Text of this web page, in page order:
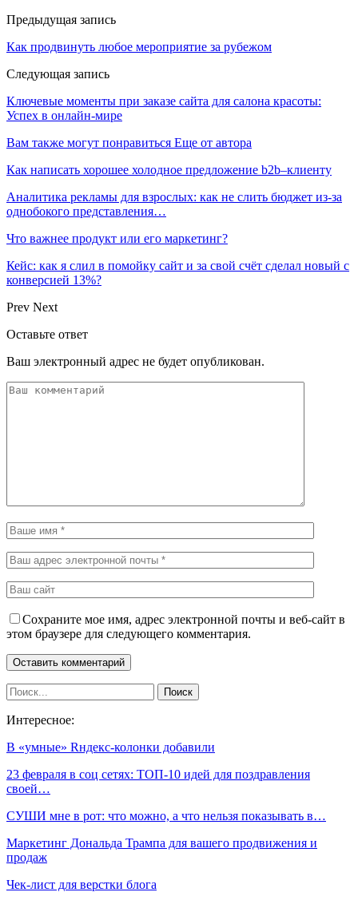
Предыдущая запись
Как продвинуть любое мероприятие за рубежом
Следующая запись
Ключевые моменты при заказе сайта для салона красоты:
Успех в онлайн-мире
Вам также могут понравиться Еще от автора
Как написать хорошее холодное предложение b2b–клиенту
Аналитика рекламы для взрослых: как не слить бюджет из-за
однобокого представления…
Что важнее продукт или его маркетинг?
Кейс: как я слил в помойку сайт и за свой счёт сделал новый с
конверсией 13%?
Prev Next
Оставьте ответ
Ваш электронный адрес не будет опубликован.
Сохраните мое имя, адрес электронной почты и веб-сайт в
этом браузере для следующего комментария.
Интересное:
В «умные» Rндекс-колонки добавили
23 февраля в соц сетях: ТОП-10 идей для поздравления
своей…
СУШИ мне в рот: что можно, а что нельзя показывать в…
Маркетинг Дональда Трампа для вашего продвижения и
продаж
Чек-лист для верстки блога